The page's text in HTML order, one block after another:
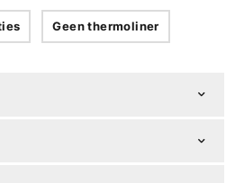
Geen thermoliner